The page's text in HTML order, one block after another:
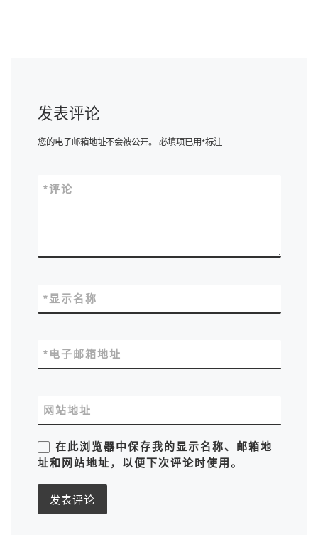
发表评论
您的电子邮箱地址不会被公开。 必填项已用*标注
评论
*
显示名称
*
电子邮箱地址
*
网站地址
在此浏览器中保存我的显示名称、邮箱地
址和网站地址，以便下次评论时使用。